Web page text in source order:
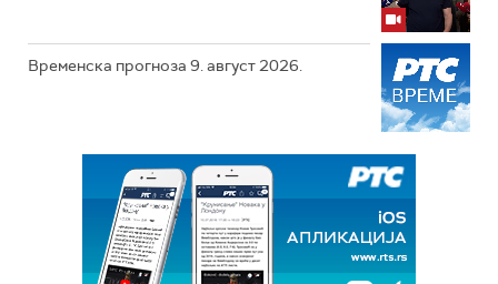
Временска прогноза 9. август 2026.